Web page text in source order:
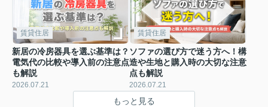
賃貸住居
新居の冷房器具を選ぶ基準は？
電気代の比較や導入前の注意点
も解説
2026.07.21
賃貸住居
ソファの選び方で迷う方へ！構
造や生地と購入時の大切な注意
点も解説
2026.07.21
もっと見る